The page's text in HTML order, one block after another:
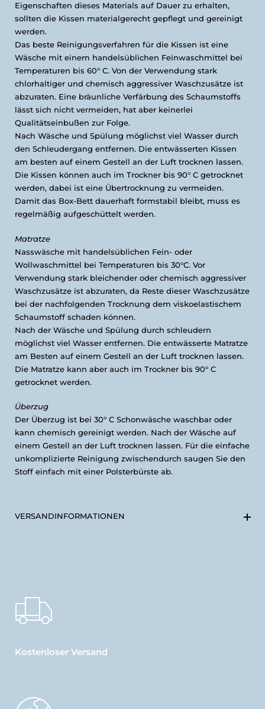
Eigenschaften dieses Materials auf Dauer zu erhalten,
sollten die Kissen materialgerecht gepflegt und gereinigt
werden.
Das beste Reinigungsverfahren für die Kissen ist eine
Wäsche mit einem handelsüblichen Feinwaschmittel bei
Temperaturen bis 60° C. Von der Verwendung stark
chlorhaltiger und chemisch aggressiver Waschzusätze ist
abzuraten. Eine bräunliche Verfärbung des Schaumstoffs
lässt sich nicht vermeiden, hat aber keinerlei
Qualitätseinbußen zur Folge.
Nach Wäsche und Spülung möglichst viel Wasser durch
den Schleudergang entfernen. Die entwässerten Kissen
am besten auf einem Gestell an der Luft trocknen lassen.
Die Kissen können auch im Trockner bis 90° C getrocknet
werden, dabei ist eine Übertrocknung zu vermeiden.
Damit das Box-Bett dauerhaft formstabil bleibt, muss es
regelmäßig aufgeschüttelt werden.
Matratze
Nasswäsche mit handelsüblichen Fein- oder
Wollwaschmittel bei Temperaturen bis 30°C. Vor
Verwendung stark bleichender oder chemisch aggressiver
Waschzusätze ist abzuraten, da Reste dieser Waschzusätze
bei der nachfolgenden Trocknung dem viskoelastischem
Schaumstoff schaden können.
Nach der Wäsche und Spülung durch schleudern
möglichst viel Wasser entfernen. Die entwässerte Matratze
am Besten auf einem Gestell an der Luft trocknen lassen.
Die Matratze kann aber auch im Trockner bis 90° C
getrocknet werden.
Überzug
Der Überzug ist bei 30° C Schonwäsche waschbar oder
kann chemisch gereinigt werden. Nach der Wäsche auf
einem Gestell an der Luft trocknen lassen. Für die einfache
unkomplizierte Reinigung zwischendurch saugen Sie den
Stoff einfach mit einer Polsterbürste ab.
VERSANDINFORMATIONEN
Kostenloser Versand